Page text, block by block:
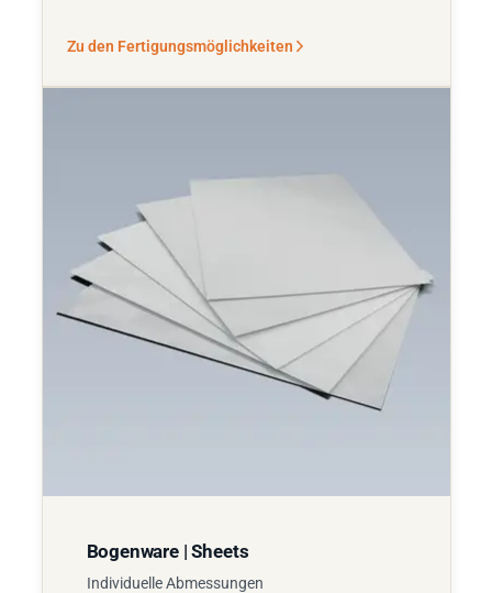
Zu den Fertigungsmöglichkeiten
Bogenware | Sheets
Individuelle Abmessungen